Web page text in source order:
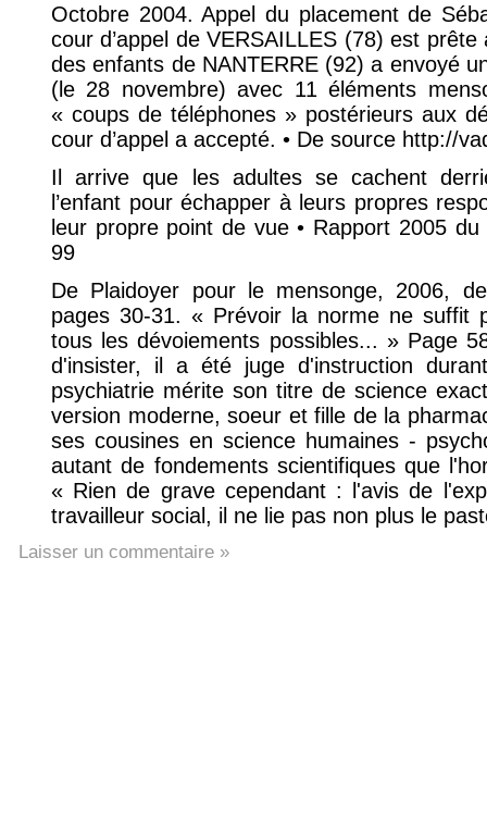
Octobre 2004. Appel du placement de
cour d’appel de VERSAILLES (78) est
des enfants de NANTERRE (92) a envoyé
(le 28 novembre) avec 11 éléments
« coups de téléphones » postérieurs aux
cour d’appel a accepté. • De source http://
Il arrive que les adultes se cachent
l’enfant pour échapper à leurs propres
leur propre point de vue • Rapport 2005
99
De Plaidoyer pour le mensonge, 2006,
pages 30-31. « Prévoir la norme ne suffit
tous les dévoiements possibles... » Page
d'insister, il a été juge d'instruction
psychiatrie mérite son titre de science
version moderne, soeur et fille de la
ses cousines en science humaines -
autant de fondements scientifiques que
« Rien de grave cependant : l'avis de
travailleur social, il ne lie pas non plus le
Laisser un commentaire »